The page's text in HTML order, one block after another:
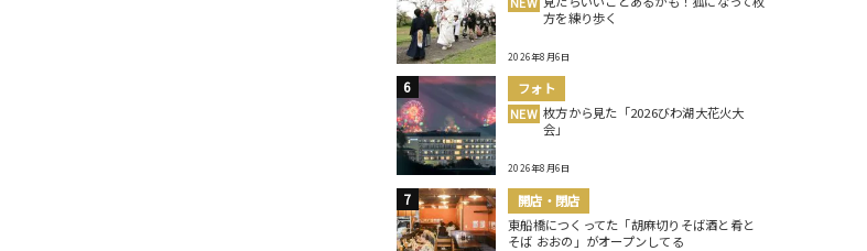
方を練り歩く
2026年8月6日
フォト
NEW 枚方から見た「2026びわ湖大花火大
会」
2026年8月6日
開店・閉店
東船橋につくってた「胡麻切りそば酒と肴と
そば おおの」がオープンしてる